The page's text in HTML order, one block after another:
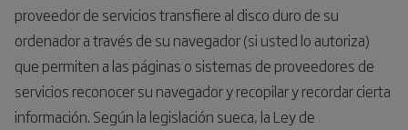
proveedor de servicios transfiere al disco duro de su
ordenador a través de su navegador (si usted lo autoriza)
que permiten a las páginas o sistemas de proveedores de
servicios reconocer su navegador y recopilar y recordar cierta
información. Según la legislación sueca, la Ley de